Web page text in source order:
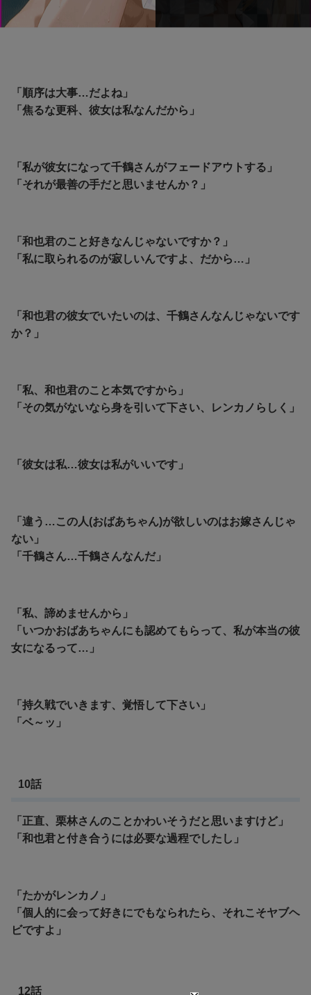
「順序は大事…だよね」
「焦るな更科、彼女は私なんだから」
「私が彼女になって千鶴さんがフェードアウトする」
「それが最善の手だと思いませんか？」
「和也君のこと好きなんじゃないですか？」
「私に取られるのが寂しいんですよ、だから…」
「和也君の彼女でいたいのは、千鶴さんなんじゃないです
か？」
「私、和也君のこと本気ですから」
「その気がないなら身を引いて下さい、レンカノらしく」
「彼女は私…彼女は私がいいです」
「違う…この人(おばあちゃん)が欲しいのはお嫁さんじゃ
ない」
「千鶴さん…千鶴さんなんだ」
「私、諦めませんから」
「いつかおばあちゃんにも認めてもらって、私が本当の彼
女になるって…」
「持久戦でいきます、覚悟して下さい」
「ベ～ッ」
10話
「正直、栗林さんのことかわいそうだと思いますけど」
「和也君と付き合うには必要な過程でしたし」
「たかがレンカノ」
「個人的に会って好きにでもなられたら、それこそヤブヘ
ビですよ」
12話